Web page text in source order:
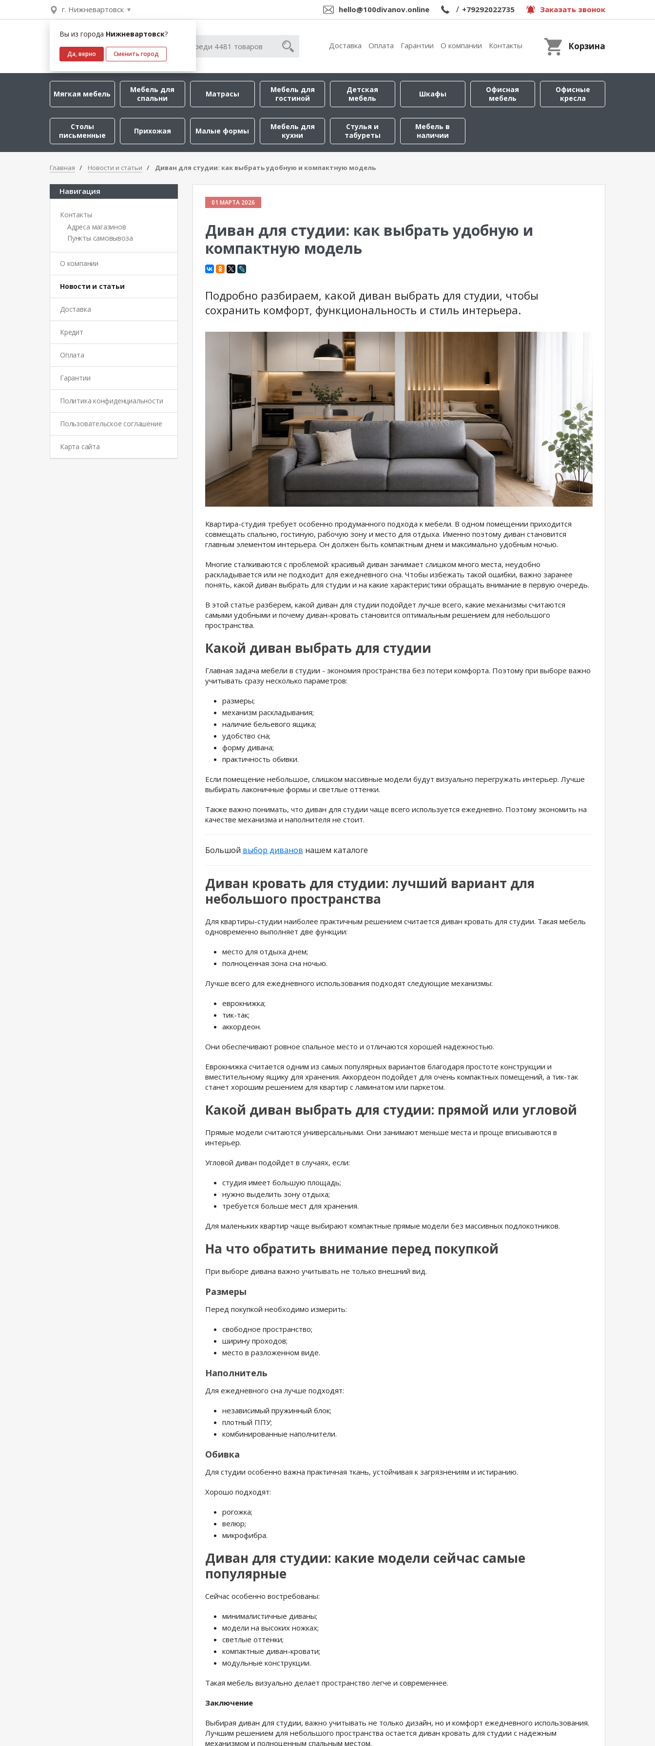
г. Нижневартовск
Вы из города Нижневартовск?
Да, верно Сменить город
hello@100divanov.online / +79292022735 Заказать звонок
Доставка Оплата Гарантии О компании Контакты Корзина
Мягкая мебель
Мебель для
спальни
Матрасы
Мебель для
гостиной
Детская
мебель
Шкафы
Офисная
мебель
Офисные
кресла
Столы
письменные
Прихожая Малые формы
Мебель для
кухни
Стулья и
табуреты
Мебель в
наличии
Главная Новости и статьи Диван для студии: как выбрать удобную и компактную модель
01 МАРТА 2026
Диван для студии: как выбрать удобную и
компактную модель
Подробно разбираем, какой диван выбрать для студии, чтобы
сохранить комфорт, функциональность и стиль интерьера.
Квартира-студия требует особенно продуманного подхода к мебели. В одном помещении приходится
совмещать спальню, гостиную, рабочую зону и место для отдыха. Именно поэтому диван становится
главным элементом интерьера. Он должен быть компактным днем и максимально удобным ночью.
Многие сталкиваются с проблемой: красивый диван занимает слишком много места, неудобно
раскладывается или не подходит для ежедневного сна. Чтобы избежать такой ошибки, важно заранее
понять, какой диван выбрать для студии и на какие характеристики обращать внимание в первую очередь.
В этой статье разберем, какой диван для студии подойдет лучше всего, какие механизмы считаются
самыми удобными и почему диван-кровать становится оптимальным решением для небольшого
пространства.
Какой диван выбрать для студии
Главная задача мебели в студии - экономия пространства без потери комфорта. Поэтому при выборе важно
учитывать сразу несколько параметров:
размеры;
механизм раскладывания;
наличие бельевого ящика;
удобство сна;
форму дивана;
практичность обивки.
Если помещение небольшое, слишком массивные модели будут визуально перегружать интерьер. Лучше
выбирать лаконичные формы и светлые оттенки.
Также важно понимать, что диван для студии чаще всего используется ежедневно. Поэтому экономить на
качестве механизма и наполнителя не стоит.
Большой выбор диванов нашем каталоге
Диван кровать для студии: лучший вариант для
небольшого пространства
Для квартиры-студии наиболее практичным решением считается диван кровать для студии. Такая мебель
одновременно выполняет две функции:
место для отдыха днем;
полноценная зона сна ночью.
Лучше всего для ежедневного использования подходят следующие механизмы:
еврокнижка;
тик-так;
аккордеон.
Они обеспечивают ровное спальное место и отличаются хорошей надежностью.
Еврокнижка считается одним из самых популярных вариантов благодаря простоте конструкции и
вместительному ящику для хранения. Аккордеон подойдет для очень компактных помещений, а тик-так
станет хорошим решением для квартир с ламинатом или паркетом.
Какой диван выбрать для студии: прямой или угловой
Прямые модели считаются универсальными. Они занимают меньше места и проще вписываются в
интерьер.
Угловой диван подойдет в случаях, если:
студия имеет большую площадь;
нужно выделить зону отдыха;
требуется больше мест для хранения.
Для маленьких квартир чаще выбирают компактные прямые модели без массивных подлокотников.
На что обратить внимание перед покупкой
При выборе дивана важно учитывать не только внешний вид.
Размеры
Перед покупкой необходимо измерить:
свободное пространство;
ширину проходов;
место в разложенном виде.
Наполнитель
Для ежедневного сна лучше подходят:
независимый пружинный блок;
плотный ППУ;
комбинированные наполнители.
Обивка
Для студии особенно важна практичная ткань, устойчивая к загрязнениям и истиранию.
Хорошо подходят:
рогожка;
велюр;
микрофибра.
Диван для студии: какие модели сейчас самые
популярные
Сейчас особенно востребованы:
минималистичные диваны;
модели на высоких ножках;
светлые оттенки;
компактные диван-кровати;
модульные конструкции.
Такая мебель визуально делает пространство легче и современнее.
Заключение
Выбирая диван для студии, важно учитывать не только дизайн, но и комфорт ежедневного использования.
Лучшим решением для небольшого пространства остается диван кровать для студии с надежным
механизмом и полноценным спальным местом.
Навигация
Контакты
Адреса магазинов
Пункты самовывоза
О компании
Новости и статьи
Доставка
Кредит
Оплата
Гарантии
Политика конфиденциальности
Пользовательское соглашение
Карта сайта